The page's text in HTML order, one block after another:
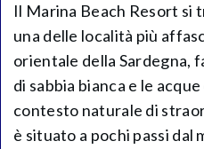
Il Marina Beach Resort si
una delle località più
orientale della Sardegna,
di sabbia bianca e le
contesto naturale di
è situato a pochi passi dal